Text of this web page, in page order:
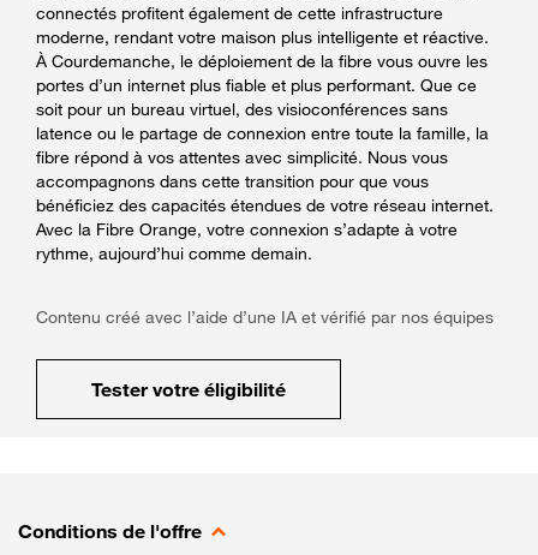
connectés profitent également de cette infrastructure
moderne, rendant votre maison plus intelligente et réactive.
À Courdemanche, le déploiement de la fibre vous ouvre les
portes d’un internet plus fiable et plus performant. Que ce
soit pour un bureau virtuel, des visioconférences sans
latence ou le partage de connexion entre toute la famille, la
fibre répond à vos attentes avec simplicité. Nous vous
accompagnons dans cette transition pour que vous
bénéficiez des capacités étendues de votre réseau internet.
Avec la Fibre Orange, votre connexion s’adapte à votre
rythme, aujourd’hui comme demain.
Contenu créé avec l’aide d’une IA et vérifié par nos équipes
Tester votre éligibilité
Conditions de l'offre